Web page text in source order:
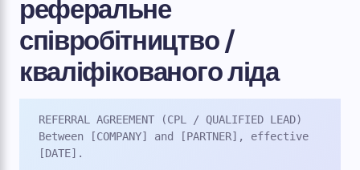
реферальне
співробітництво /
кваліфікованого ліда
REFERRAL AGREEMENT (CPL / QUALIFIED LEAD)
Between [COMPANY] and [PARTNER], effective
[DATE].